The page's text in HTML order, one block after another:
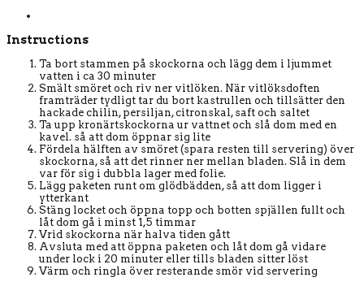
Instructions
Ta bort stammen på skockorna och lägg dem i ljummet
vatten i ca 30 minuter
Smält smöret och riv ner vitlöken. När vitlöksdoften
framträder tydligt tar du bort kastrullen och tillsätter den
hackade chilin, persiljan, citronskal, saft och saltet
Ta upp kronärtskockorna ur vattnet och slå dom med en
kavel. så att dom öppnar sig lite
Fördela hälften av smöret (spara resten till servering) över
skockorna, så att det rinner ner mellan bladen. Slå in dem
var för sig i dubbla lager med folie.
Lägg paketen runt om glödbädden, så att dom ligger i
ytterkant
Stäng locket och öppna topp och botten spjällen fullt och
låt dom gå i minst 1,5 timmar
Vrid skockorna när halva tiden gått
Avsluta med att öppna paketen och låt dom gå vidare
under lock i 20 minuter eller tills bladen sitter löst
Värm och ringla över resterande smör vid servering